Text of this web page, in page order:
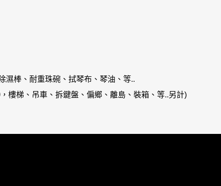
濕棒、耐重珠碗、拭琴布、琴油、等..
樓梯、吊車、拆鍵盤、偏鄉、離島、裝箱、等..另計)